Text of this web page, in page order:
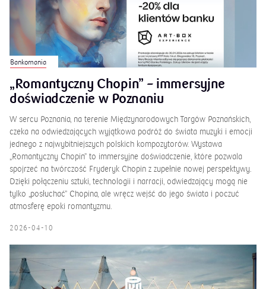
Bankomania
„Romantyczny Chopin” – immersyjne
doświadczenie w Poznaniu
W sercu Poznania, na terenie Międzynarodowych Targów Poznańskich,
czeka na odwiedzających wyjątkowa podróż do świata muzyki i emocji
jednego z najwybitniejszych polskich kompozytorów. Wystawa
„Romantyczny Chopin” to immersyjne doświadczenie, które pozwala
spojrzeć na twórczość Fryderyk Chopin z zupełnie nowej perspektywy.
Dzięki połączeniu sztuki, technologii i narracji, odwiedzający mogą nie
tylko „posłuchać” Chopina, ale wręcz wejść do jego świata i poczuć
atmosferę epoki romantyzmu.
2026-04-10